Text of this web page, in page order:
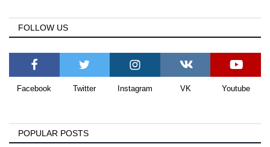
FOLLOW US
Facebook Twitter Instagram VK Youtube
POPULAR POSTS